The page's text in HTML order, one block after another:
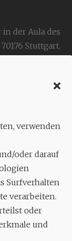
verwenden
oder darauf
Surfverhalten
verarbeiten.
oder
und
in der Aula des
70176 Stuttgart.
1